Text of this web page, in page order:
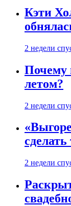
Кэти
2 недели
Почему
летом?
2 недели
2 недели